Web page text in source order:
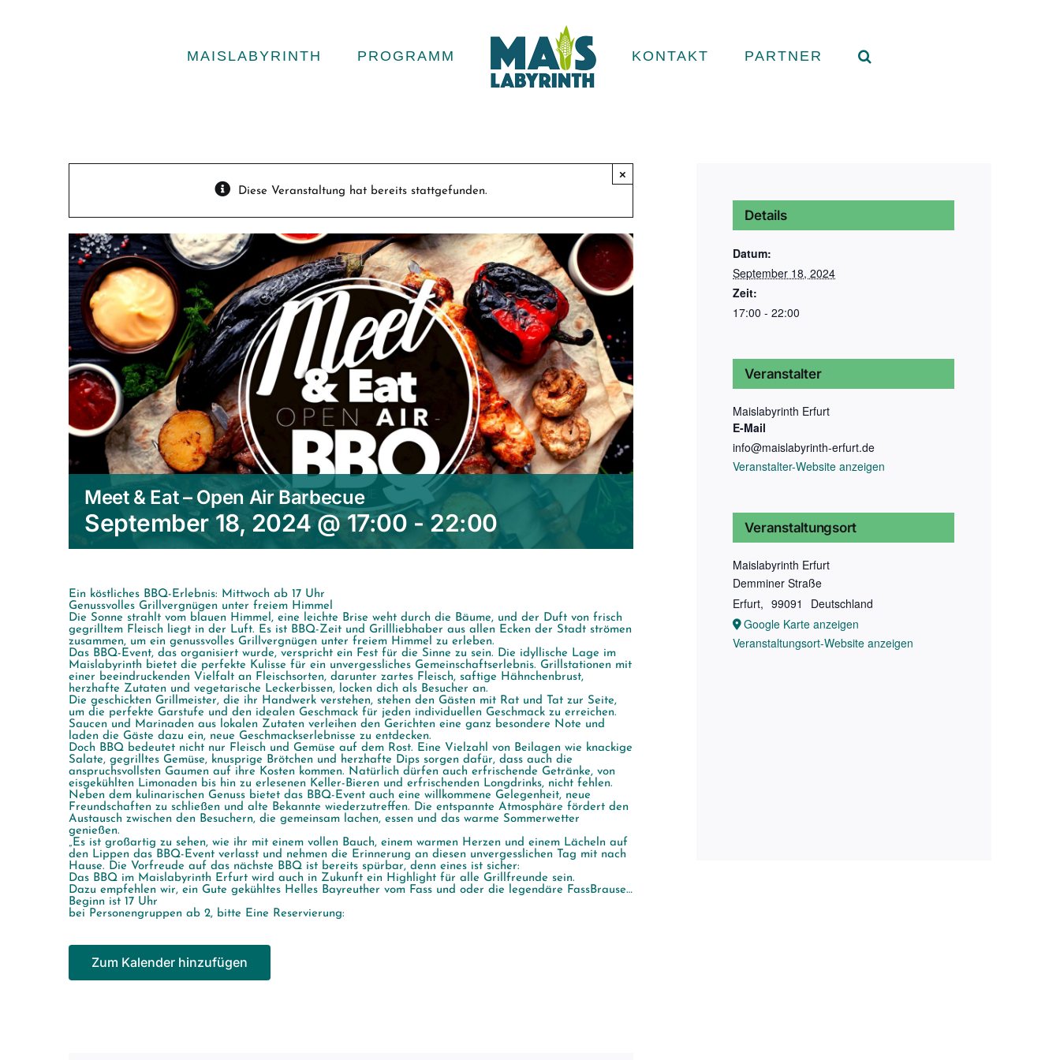
MAISLABYRINTH PROGRAMM KONTAKT PARTNER
Diese Veranstaltung hat bereits stattgefunden.
×
Meet & Eat – Open Air Barbecue
September 18, 2024 @ 17:00 -22:00
Ein köstliches BBQ-Erlebnis: Mittwoch ab 17 Uhr
Genussvolles Grillvergnügen unter freiem Himmel
Die Sonne strahlt vom blauen Himmel, eine leichte Brise weht durch die Bäume, und der Duft von frisch
gegrilltem Fleisch liegt in der Luft. Es ist BBQ-Zeit und Grillliebhaber aus allen Ecken der Stadt strömen
zusammen, um ein genussvolles Grillvergnügen unter freiem Himmel zu erleben.
Das BBQ-Event, das organisiert wurde, verspricht ein Fest für die Sinne zu sein. Die idyllische Lage im
Maislabyrinth bietet die perfekte Kulisse für ein unvergessliches Gemeinschaftserlebnis. Grillstationen mit
einer beeindruckenden Vielfalt an Fleischsorten, darunter zartes Fleisch, saftige Hähnchenbrust,
herzhafte Zutaten und vegetarische Leckerbissen, locken dich als Besucher an.
Die geschickten Grillmeister, die ihr Handwerk verstehen, stehen den Gästen mit Rat und Tat zur Seite,
um die perfekte Garstufe und den idealen Geschmack für jeden individuellen Geschmack zu erreichen.
Saucen und Marinaden aus lokalen Zutaten verleihen den Gerichten eine ganz besondere Note und
laden die Gäste dazu ein, neue Geschmackserlebnisse zu entdecken.
Doch BBQ bedeutet nicht nur Fleisch und Gemüse auf dem Rost. Eine Vielzahl von Beilagen wie knackige
Salate, gegrilltes Gemüse, knusprige Brötchen und herzhafte Dips sorgen dafür, dass auch die
anspruchsvollsten Gaumen auf ihre Kosten kommen. Natürlich dürfen auch erfrischende Getränke, von
eisgekühlten Limonaden bis hin zu erlesenen Keller-Bieren und erfrischenden Longdrinks, nicht fehlen.
Neben dem kulinarischen Genuss bietet das BBQ-Event auch eine willkommene Gelegenheit, neue
Freundschaften zu schließen und alte Bekannte wiederzutreffen. Die entspannte Atmosphäre fördert den
Austausch zwischen den Besuchern, die gemeinsam lachen, essen und das warme Sommerwetter
genießen.
„Es ist großartig zu sehen, wie ihr mit einem vollen Bauch, einem warmen Herzen und einem Lächeln auf
den Lippen das BBQ-Event verlasst und nehmen die Erinnerung an diesen unvergesslichen Tag mit nach
Hause. Die Vorfreude auf das nächste BBQ ist bereits spürbar, denn eines ist sicher:
Das BBQ im Maislabyrinth Erfurt wird auch in Zukunft ein Highlight für alle Grillfreunde sein.
Dazu empfehlen wir, ein Gute gekühltes Helles Bayreuther vom Fass und oder die legendäre FassBrause…
Beginn ist 17 Uhr
bei Personengruppen ab 2, bitte Eine Reservierung:
Zum Kalender hinzufügen
Details
Datum:
September 18, 2024
Zeit:
17:00 - 22:00
Veranstalter
Maislabyrinth Erfurt
E-Mail
info@maislabyrinth-erfurt.de
Veranstalter-Website anzeigen
Veranstaltungsort
Maislabyrinth Erfurt
Demminer Straße
Erfurt, 99091
Deutschland
Google Karte anzeigen
Veranstaltungsort-Website anzeigen